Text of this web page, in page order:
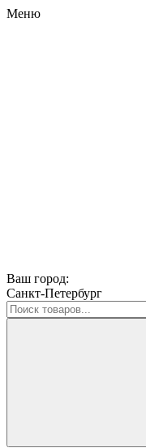
Меню
Ваш город:
Санкт-Петербург